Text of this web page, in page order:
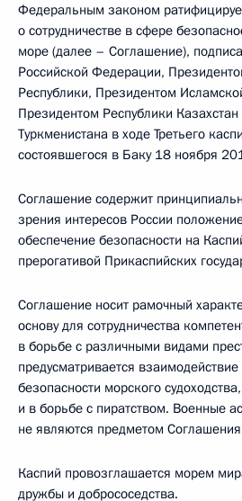
Федеральным законом
о сотрудничестве в сфере
море (далее – Соглашение),
Российской Федерации,
Республики, Президентом
Президентом Республики
Туркменистана в ходе Третьего
состоявшегося в Баку 18 ноября
Соглашение содержит
зрения интересов России
обеспечение безопасности на
прерогативой Прикаспийских
Соглашение носит рамочный
основу для сотрудничества
в борьбе с различными видами
предусматривается
безопасности морского
и в борьбе с пиратством. Военные
не являются предметом
Каспий провозглашается морем
дружбы и добрососедства.